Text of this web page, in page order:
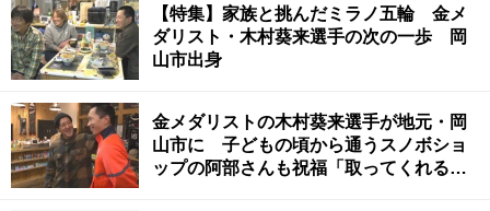
【特集】家族と挑んだミラノ五輪 金メ
ダリスト・木村葵来選手の次の一歩 岡
山市出身
金メダリストの木村葵来選手が地元・岡
山市に 子どもの頃から通うスノボショ
ップの阿部さんも祝福「取ってくれると